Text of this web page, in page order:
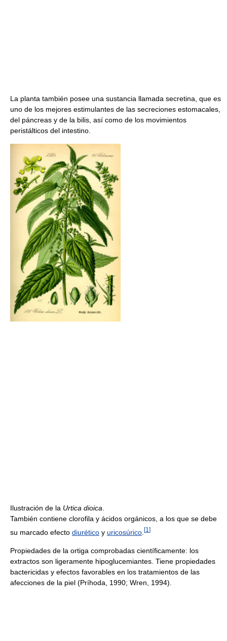
La planta también posee una sustancia llamada secretina, que es
uno de los mejores estimulantes de las secreciones estomacales,
del páncreas y de la bilis, así como de los movimientos
peristálticos del intestino.
Ilustración de la Urtica dioica
También contiene clorofila y ácidos orgánicos, a los que se debe
su marcado efecto diurético y uricosúrico [1 ]
Propiedades de la ortiga comprobadas científicamente: los
extractos son li­geramente hipoglucemiantes. Tiene pro­piedades
bactericidas y efectos favorables en los tratamientos de las
afecciones de la piel (Príhoda, 1990; Wren, 1994).